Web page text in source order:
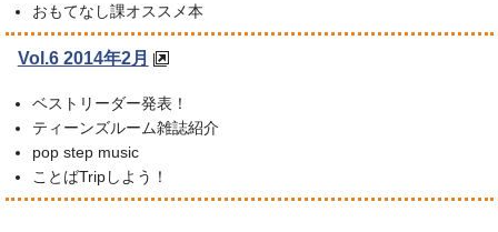
おもてなし課オススメ本
Vol.6 2014年2月
ベストリーダー発表！
ティーンズルーム雑誌紹介
pop step music
ことばTripしよう！